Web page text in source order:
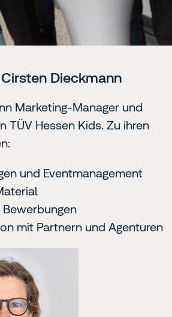
Dieckmann
Marketing-Manager und
TÜV Hessen Kids. Zu ihren
und Eventmanagement
mit Partnern und Agenturen